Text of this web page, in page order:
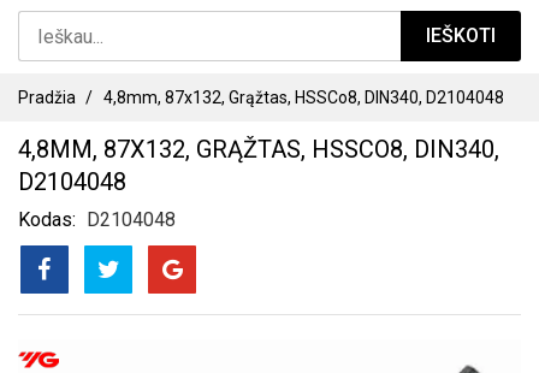
IEŠKOTI
Pradžia 4,8mm, 87x132, Grąžtas, HSSCo8, DIN340, D2104048
4,8MM, 87X132, GRĄŽTAS, HSSCO8, DIN340,
D2104048
Kodas D2104048
PEREITI